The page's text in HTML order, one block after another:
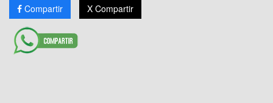
Compartir X Compartir